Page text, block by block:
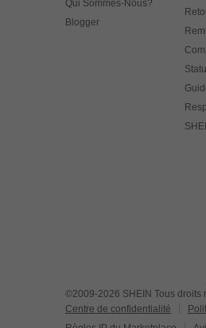
Qui Sommes-Nous?
Blogger
©2009-2026 SHEIN Tous droits
Centre de confidentialité